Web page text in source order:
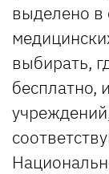
выделено в
выбирать,
бесплатно,